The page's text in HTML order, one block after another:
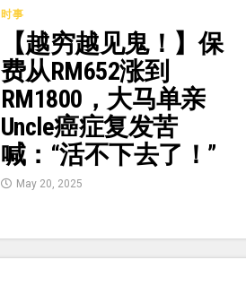
时事
【越穷越见鬼！】保
费从RM652涨到
RM1800，大马单亲
Uncle癌症复发苦
喊：“活不下去了！”
May 20, 2025